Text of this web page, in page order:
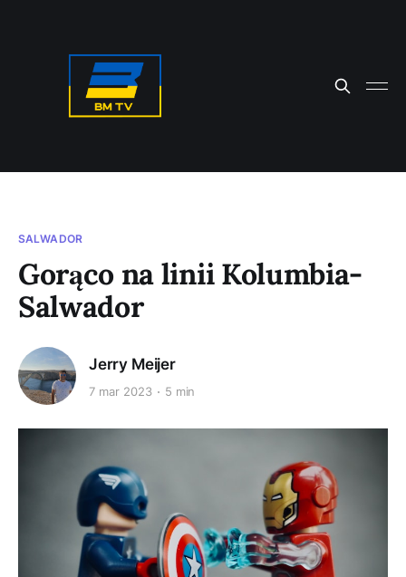
SALWADOR
Gorąco na linii Kolumbia-
Salwador
Jerry Meijer
7 mar 2023 5 min